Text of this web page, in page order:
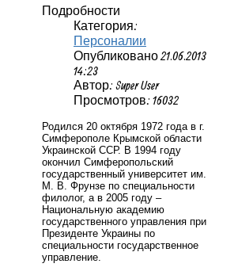
Подробности
Категория:
Персоналии
Опубликовано 21.06.2013
14:23
Автор: Super User
Просмотров: 16032
Родился 20 октября 1972 года в г.
Симферополе Крымской области
Украинской ССР. В 1994 году
окончил Симферопольский
государственный университет им.
М. В. Фрунзе по специальности
филолог, а в 2005 году –
Национальную академию
государственного управления при
Президенте Украины по
специальности государственное
управление.